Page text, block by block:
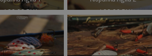
26.00 PLN
Kup teraz >
od 28.00 PLN
Kup teraz >